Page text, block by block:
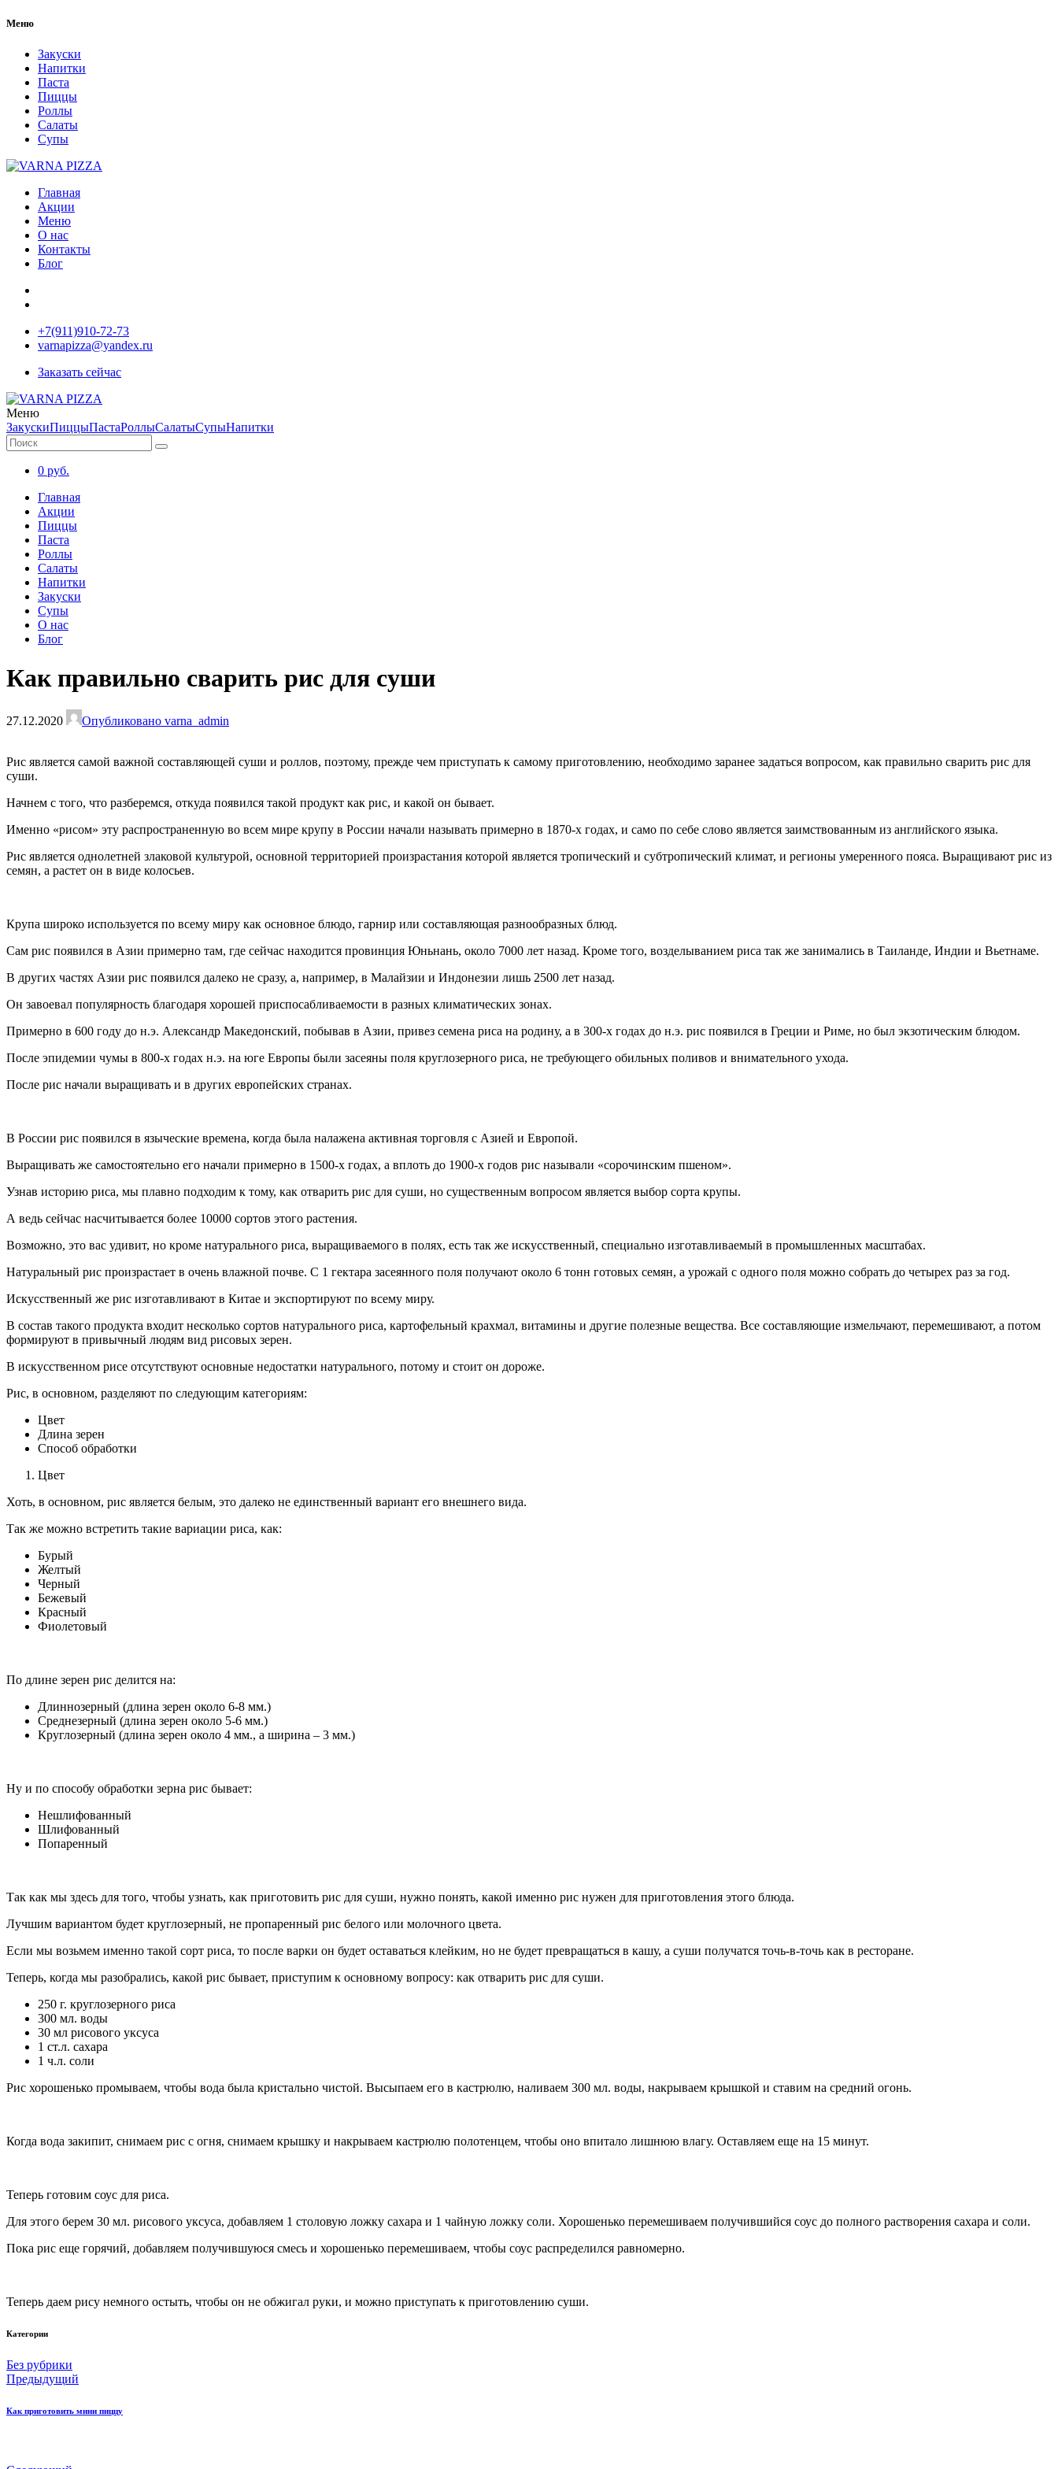
Меню
Закуски
Напитки
Паста
Пиццы
Роллы
Салаты
Супы
Главная
Акции
Меню
О нас
Контакты
Блог
+7(911)910-72-73
varnapizza@yandex.ru
Заказать сейчас
Меню
ЗакускиПиццыПастаРоллыСалатыСупыНапитки
0 руб.
Главная
Акции
Пиццы
Паста
Роллы
Салаты
Напитки
Закуски
Супы
О нас
Блог
Как правильно сварить рис для суши
27.12.2020 Опубликовано varna_admin
Рис является самой важной составляющей суши и роллов, поэтому, прежде чем приступать к самому приготовлению, необходимо заранее задаться вопросом, как правильно сварить рис для
суши.
Начнем с того, что разберемся, откуда появился такой продукт как рис, и какой он бывает.
Именно «рисом» эту распространенную во всем мире крупу в России начали называть примерно в 1870-х годах, и само по себе слово является заимствованным из английского языка.
Рис является однолетней злаковой культурой, основной территорией произрастания которой является тропический и субтропический климат, и регионы умеренного пояса. Выращивают рис из
семян, а растет он в виде колосьев.
Крупа широко используется по всему миру как основное блюдо, гарнир или составляющая разнообразных блюд.
Сам рис появился в Азии примерно там, где сейчас находится провинция Юньнань, около 7000 лет назад. Кроме того, возделыванием риса так же занимались в Таиланде, Индии и Вьетнаме.
В других частях Азии рис появился далеко не сразу, а, например, в Малайзии и Индонезии лишь 2500 лет назад.
Он завоевал популярность благодаря хорошей приспосабливаемости в разных климатических зонах.
Примерно в 600 году до н.э. Александр Македонский, побывав в Азии, привез семена риса на родину, а в 300-х годах до н.э. рис появился в Греции и Риме, но был экзотическим блюдом.
После эпидемии чумы в 800-х годах н.э. на юге Европы были засеяны поля круглозерного риса, не требующего обильных поливов и внимательного ухода.
После рис начали выращивать и в других европейских странах.
В России рис появился в языческие времена, когда была налажена активная торговля с Азией и Европой.
Выращивать же самостоятельно его начали примерно в 1500-х годах, а вплоть до 1900-х годов рис называли «сорочинским пшеном».
Узнав историю риса, мы плавно подходим к тому, как отварить рис для суши, но существенным вопросом является выбор сорта крупы.
А ведь сейчас насчитывается более 10000 сортов этого растения.
Возможно, это вас удивит, но кроме натурального риса, выращиваемого в полях, есть так же искусственный, специально изготавливаемый в промышленных масштабах.
Натуральный рис произрастает в очень влажной почве. С 1 гектара засеянного поля получают около 6 тонн готовых семян, а урожай с одного поля можно собрать до четырех раз за год.
Искусственный же рис изготавливают в Китае и экспортируют по всему миру.
В состав такого продукта входит несколько сортов натурального риса, картофельный крахмал, витамины и другие полезные вещества. Все составляющие измельчают, перемешивают, а потом
формируют в привычный людям вид рисовых зерен.
В искусственном рисе отсутствуют основные недостатки натурального, потому и стоит он дороже.
Рис, в основном, разделяют по следующим категориям:
Цвет
Длина зерен
Способ обработки
Цвет
Хоть, в основном, рис является белым, это далеко не единственный вариант его внешнего вида.
Так же можно встретить такие вариации риса, как:
Бурый
Желтый
Черный
Бежевый
Красный
Фиолетовый
По длине зерен рис делится на:
Длиннозерный (длина зерен около 6-8 мм.)
Среднезерный (длина зерен около 5-6 мм.)
Круглозерный (длина зерен около 4 мм., а ширина – 3 мм.)
Ну и по способу обработки зерна рис бывает:
Нешлифованный
Шлифованный
Попаренный
Так как мы здесь для того, чтобы узнать, как приготовить рис для суши, нужно понять, какой именно рис нужен для приготовления этого блюда.
Лучшим вариантом будет круглозерный, не пропаренный рис белого или молочного цвета.
Если мы возьмем именно такой сорт риса, то после варки он будет оставаться клейким, но не будет превращаться в кашу, а суши получатся точь-в-точь как в ресторане.
Теперь, когда мы разобрались, какой рис бывает, приступим к основному вопросу: как отварить рис для суши.
250 г. круглозерного риса
300 мл. воды
30 мл рисового уксуса
1 ст.л. сахара
1 ч.л. соли
Рис хорошенько промываем, чтобы вода была кристально чистой. Высыпаем его в кастрюлю, наливаем 300 мл. воды, накрываем крышкой и ставим на средний огонь.
Когда вода закипит, снимаем рис с огня, снимаем крышку и накрываем кастрюлю полотенцем, чтобы оно впитало лишнюю влагу. Оставляем еще на 15 минут.
Теперь готовим соус для риса.
Для этого берем 30 мл. рисового уксуса, добавляем 1 столовую ложку сахара и 1 чайную ложку соли. Хорошенько перемешиваем получившийся соус до полного растворения сахара и соли.
Пока рис еще горячий, добавляем получившуюся смесь и хорошенько перемешиваем, чтобы соус распределился равномерно.
Теперь даем рису немного остыть, чтобы он не обжигал руки, и можно приступать к приготовлению суши.
Категории
Без рубрики
Предыдущий
Как приготовить мини пиццу